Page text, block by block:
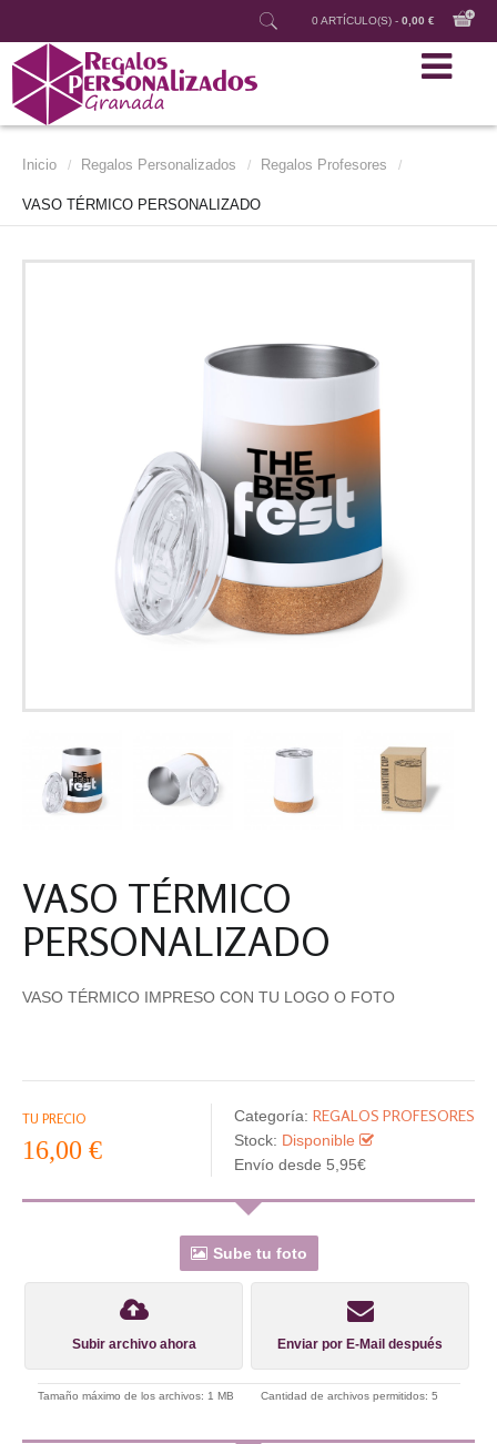
0 ARTÍCULO(S) - 0,00 €
Inicio / Regalos Personalizados / Regalos Profesores /
VASO TÉRMICO PERSONALIZADO
VASO TÉRMICO
PERSONALIZADO
VASO TÉRMICO IMPRESO CON TU LOGO O FOTO
TU PRECIO
16,00 €
Categoría: REGALOS PROFESORES
Stock: Disponible
Envío desde 5,95€
Sube tu foto
Subir archivo ahora Enviar por E-Mail después
Tamaño máximo de los archivos: 1 MB Cantidad de archivos permitidos: 5